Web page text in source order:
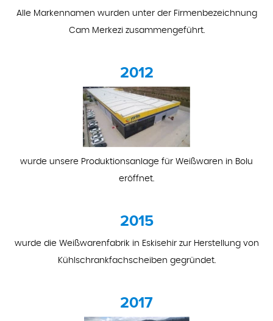
Alle Markennamen wurden unter der Firmenbezeichnung
Cam Merkezi zusammengeführt.
2012
wurde unsere Produktionsanlage für Weißwaren in Bolu
eröffnet.
2015
wurde die Weißwarenfabrik in Eskisehir zur Herstellung von
Kühlschrankfachscheiben gegründet.
2017